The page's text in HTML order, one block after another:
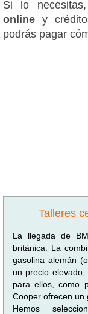
Si lo
online y
podrás pagar
Talleres
La llegada de
británica. La
gasolina alemán
un precio
para ellos, como
Cooper ofrecen un
Hemos